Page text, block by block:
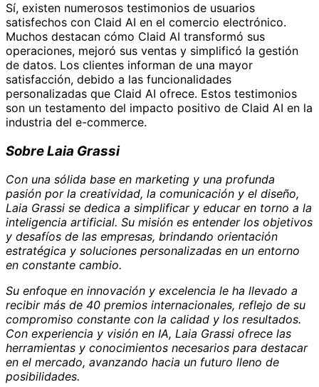
Sí, existen numerosos testimonios de usuarios
satisfechos con Claid AI en el comercio electrónico.
Muchos destacan cómo Claid AI transformó sus
operaciones, mejoró sus ventas y simplificó la gestión
de datos. Los clientes informan de una mayor
satisfacción, debido a las funcionalidades
personalizadas que Claid AI ofrece. Estos testimonios
son un testamento del impacto positivo de Claid AI en la
industria del e-commerce.
Sobre Laia Grassi
Con una sólida base en marketing y una profunda
pasión por la creatividad, la comunicación y el diseño,
Laia Grassi se dedica a simplificar y educar en torno a la
inteligencia artificial. Su misión es entender los objetivos
y desafíos de las empresas, brindando orientación
estratégica y soluciones personalizadas en un entorno
en constante cambio.
Su enfoque en innovación y excelencia le ha llevado a
recibir más de 40 premios internacionales, reflejo de su
compromiso constante con la calidad y los resultados.
Con experiencia y visión en IA, Laia Grassi ofrece las
herramientas y conocimientos necesarios para destacar
en el mercado, avanzando hacia un futuro lleno de
posibilidades.